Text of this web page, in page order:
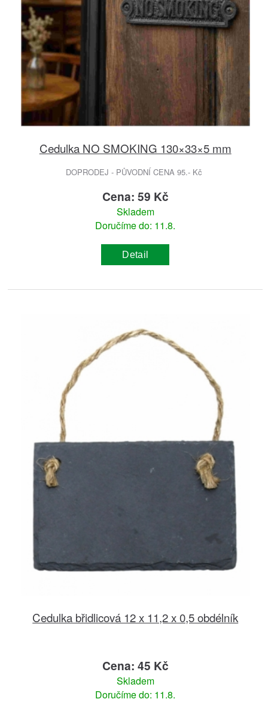
Cedulka NO SMOKING 130×33×5 mm
DOPRODEJ - PŮVODNÍ CENA 95.- Kč
Cena: 59 Kč
Skladem
Doručíme do: 11.8.
Detail
Cedulka břidlicová 12 x 11,2 x 0,5 obdélník
Cena: 45 Kč
Skladem
Doručíme do: 11.8.